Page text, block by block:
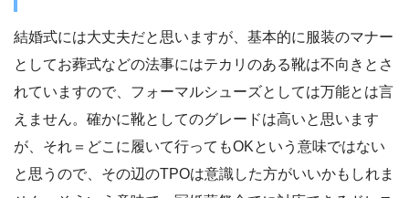
結婚式には大丈夫だと思いますが、基本的に服装のマナー
としてお葬式などの法事にはテカリのある靴は不向きとさ
れていますので、フォーマルシューズとしては万能とは言
えません。確かに靴としてのグレードは高いと思います
が、それ＝どこに履いて行ってもOKという意味ではない
と思うので、その辺のTPOは意識した方がいいかもしれま